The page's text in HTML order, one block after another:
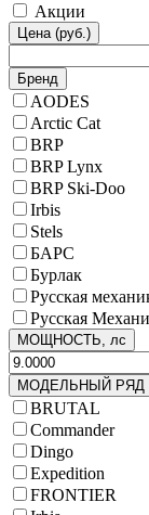
Акции
Цена (руб.)
Бренд
AODES
Arctic Cat
BRP
BRP Lynx
BRP Ski-Doo
Irbis
Stels
БАРС
Бурлак
Русская
Русская
МОЩНОСТЬ, лс
МОДЕЛЬНЫЙ РЯД
BRUTAL
Commander
Dingo
Expedition
FRONTIER